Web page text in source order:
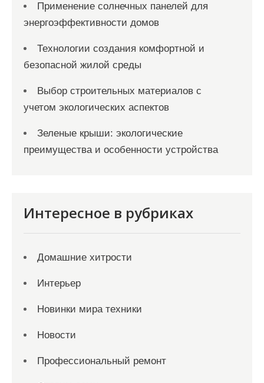
Применение солнечных панелей для
энергоэффективности домов
Технологии создания комфортной и
безопасной жилой среды
Выбор строительных материалов с
учетом экологических аспектов
Зеленые крыши: экологические
преимущества и особенности устройства
Интересное в рубриках
Домашние хитрости
Интерьер
Новинки мира техники
Новости
Профессиональный ремонт